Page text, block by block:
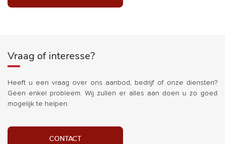
Vraag of interesse?
Heeft u een vraag over ons aanbod, bedrijf of onze diensten?
Geen enkel probleem. Wij zullen er alles aan doen u zo goed
mogelijk te helpen.
CONTACT